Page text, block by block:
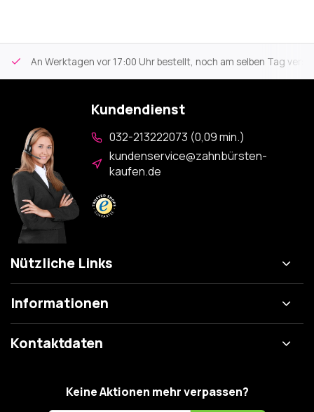
An Werktagen vor 17:00 Uhr bestellt, noch am selben Tag
Kundendienst
032-213222073 (0,09 min.)
kundenservice@zahnbürsten-
kaufen.de
Nützliche Links
Informationen
Kontaktdaten
Keine Aktionen mehr verpassen?